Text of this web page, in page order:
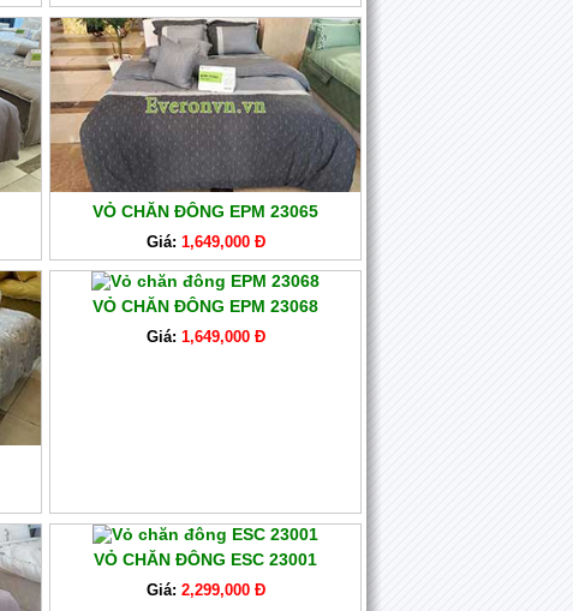
VỎ CHĂN ĐÔNG EPM 23065
Giá: 1,649,000 Đ
VỎ CHĂN ĐÔNG EPM 23068
Giá: 1,649,000 Đ
VỎ CHĂN ĐÔNG ESC 23001
Giá: 2,299,000 Đ